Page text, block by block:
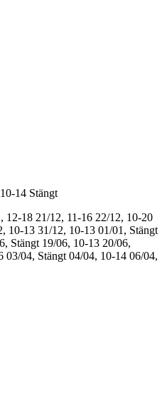
10-14 Stängt
12-18 21/12, 11-16 22/12, 10-20
10-13 31/12, 10-13 01/01, Stängt
Stängt 19/06, 10-13 20/06,
03/04, Stängt 04/04, 10-14 06/04,